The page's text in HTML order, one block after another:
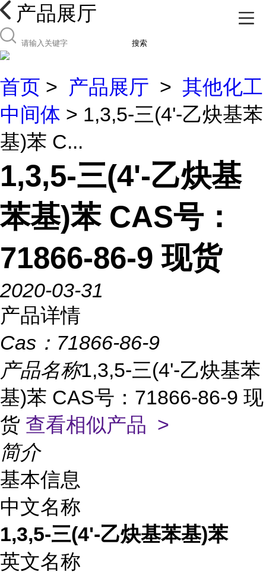
产品展厅
搜索
首页 > 产品展厅 > 其他化工
中间体 > 1,3,5-三(4'-乙炔基苯
基)苯 C...
1,3,5-三(4'-乙炔基
苯基)苯 CAS号：
71866-86-9 现货
2020-03-31
产品详情
Cas： 71866-86-9
产品名称1,3,5-三(4'-乙炔基苯
基)苯 CAS号：71866-86-9 现
货 查看相似产品 >
简介
基本信息
中文名称
1,3,5-三(4'-乙炔基苯基)苯
英文名称